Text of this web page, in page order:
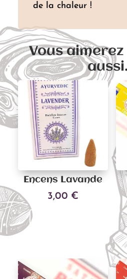
de la chaleur !
Vous
Encens Lavande
3,00 €